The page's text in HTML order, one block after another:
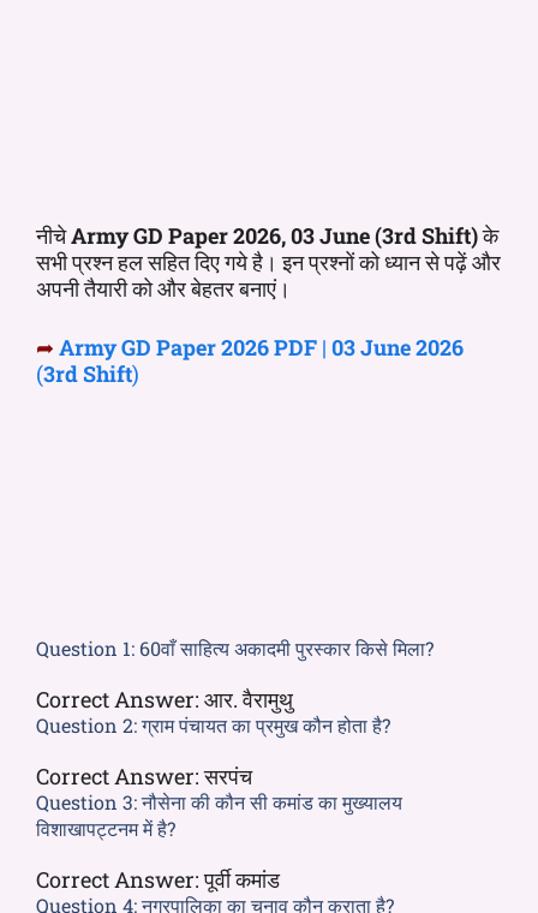
नीचेArmy GD Paper 2026, 03 June (3rdShift)के
सभी प्रश्न हल सहित दिए गये है। इन प्रश्नों को ध्यान से पढ़ें और
अपनी तैयारी को और बेहतर बनाएं।
➦ Army GD Paper 2026PDF | 03 June 2026
(3rdShift)
Question 1: 60वाँ साहित्य अकादमी पुरस्कार किसे मिला?
Correct Answer: आर. वैरामुथु
Question 2:ग्राम पंचायत का प्रमुख कौन होता है?
Correct Answer: सरपंच
Question 3:नौसेना की कौन सी कमांड का मुख्यालय
विशाखापट्टनम में है?
Correct Answer: पूर्वी कमांड
Question 4:नगरपालिका का चुनाव कौन कराता है?